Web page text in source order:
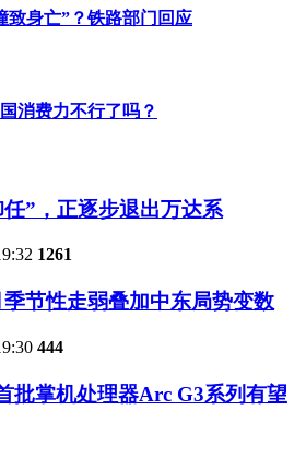
致身亡”？铁路部门回应
消费力不行了吗？
”，正逐步退出万达系
1261
节性走弱叠加中东局势变数
444
批掌机处理器Arc G3系列有望